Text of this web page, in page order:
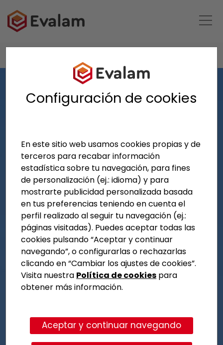
Configuración de cookies
En este sitio web usamos cookies propias y de
terceros para recabar información
estadística sobre tu navegación, para fines
de personalización (ej.: idioma) y para
mostrarte publicidad personalizada basada
en tus preferencias teniendo en cuenta el
perfil realizado al seguir tu navegación (ej.:
páginas visitadas). Puedes aceptar todas las
cookies pulsando “Aceptar y continuar
navegando”, o configurarlas o rechazarlas
clicando en “Cambiar los ajustes de cookies”.
Visita nuestra Política de cookies para
obtener más información.
Aceptar y continuar navegando